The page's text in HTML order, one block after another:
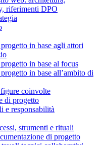
riferimenti DPO
in base agli attori
in base al focus
in base all’ambito di
coinvolte
di progetto
e responsabilità
strumenti e rituali
di progetto